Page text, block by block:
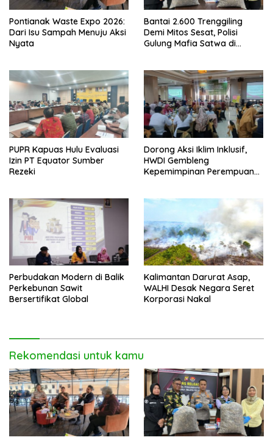
Pontianak Waste Expo 2026:
Dari Isu Sampah Menuju Aksi
Nyata
Bantai 2.600 Trenggiling
Demi Mitos Sesat, Polisi
Gulung Mafia Satwa di
PUPR Kapuas Hulu Evaluasi
Izin PT Equator Sumber
Rezeki
Dorong Aksi Iklim Inklusif,
HWDI Gembleng
Kepemimpinan Perempuan
Perbudakan Modern di Balik
Perkebunan Sawit
Bersertifikat Global
Kalimantan Darurat Asap,
WALHI Desak Negara Seret
Korporasi Nakal
Rekomendasi untuk kamu